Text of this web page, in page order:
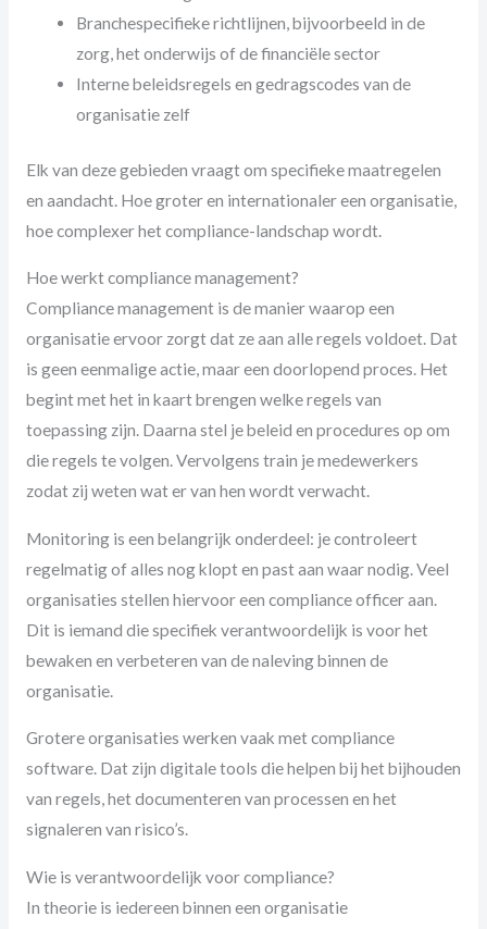
Branchespecifieke richtlijnen, bijvoorbeeld in de
zorg, het onderwijs of de financiële sector
Interne beleidsregels en gedragscodes van de
organisatie zelf
Elk van deze gebieden vraagt om specifieke maatregelen
en aandacht. Hoe groter en internationaler een organisatie,
hoe complexer het compliance-landschap wordt.
Hoe werkt compliance management?
Compliance management is de manier waarop een
organisatie ervoor zorgt dat ze aan alle regels voldoet. Dat
is geen eenmalige actie, maar een doorlopend proces. Het
begint met het in kaart brengen welke regels van
toepassing zijn. Daarna stel je beleid en procedures op om
die regels te volgen. Vervolgens train je medewerkers
zodat zij weten wat er van hen wordt verwacht.
Monitoring is een belangrijk onderdeel: je controleert
regelmatig of alles nog klopt en past aan waar nodig. Veel
organisaties stellen hiervoor een compliance officer aan.
Dit is iemand die specifiek verantwoordelijk is voor het
bewaken en verbeteren van de naleving binnen de
organisatie.
Grotere organisaties werken vaak met compliance
software. Dat zijn digitale tools die helpen bij het bijhouden
van regels, het documenteren van processen en het
signaleren van risico’s.
Wie is verantwoordelijk voor compliance?
In theorie is iedereen binnen een organisatie